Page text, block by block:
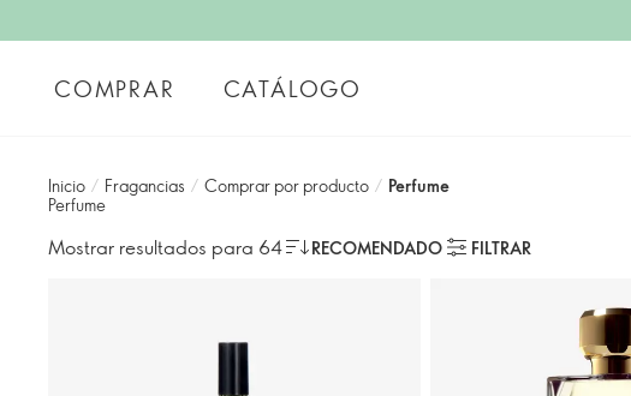
COMPRAR CATÁLOGO
Inicio / Fragancias / Comprar por producto / Perfume
Perfume
Mostrar resultados para 64 RECOMENDADO FILTRAR